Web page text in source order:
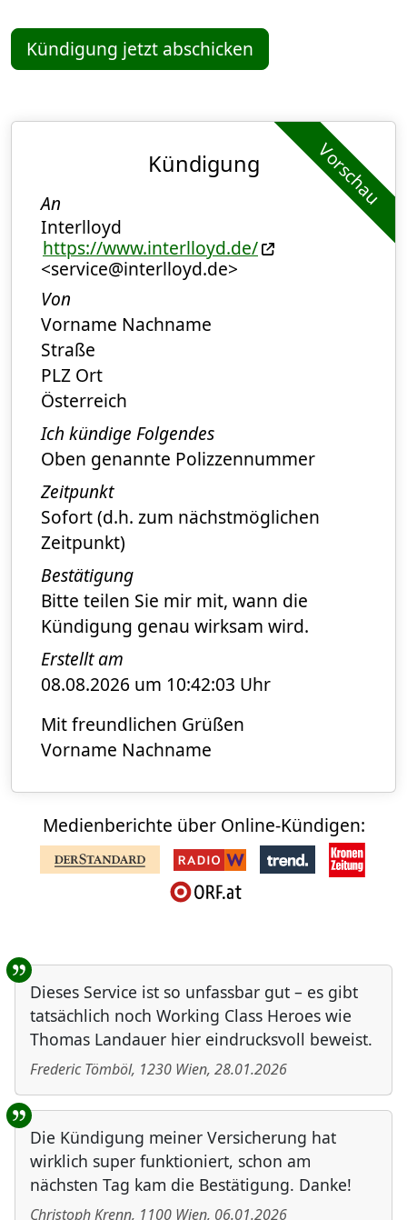
Kündigung jetzt abschicken
Vorschau
Kündigung
An
Interlloyd
https://www.interlloyd.de/
<service@interlloyd.de>
Von
Vorname Nachname
Straße
PLZ Ort
Österreich
Ich kündige Folgendes
Oben genannte Polizzennummer
Zeitpunkt
Sofort (d.h. zum nächstmöglichen
Zeitpunkt)
Bestätigung
Bitte teilen Sie mir mit, wann die
Kündigung genau wirksam wird.
Erstellt am
08.08.2026 um 10:42:03 Uhr
Mit freundlichen Grüßen
Vorname Nachname
Medienberichte über Online-Kündigen:
Benutzer-Rückmeldungen
Dieses Service ist so unfassbar gut – es gibt
tatsächlich noch Working Class Heroes wie
Thomas Landauer hier eindrucksvoll beweist.
Frederic Tömböl, 1230 Wien, 28.01.2026
Die Kündigung meiner Versicherung hat
wirklich super funktioniert, schon am
nächsten Tag kam die Bestätigung. Danke!
Christoph Krenn, 1100 Wien, 06.01.2026